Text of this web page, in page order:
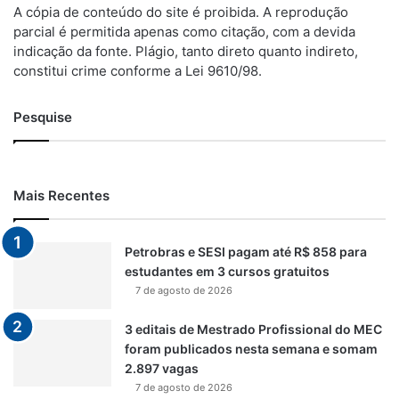
A cópia de conteúdo do site é proibida. A reprodução
parcial é permitida apenas como citação, com a devida
indicação da fonte. Plágio, tanto direto quanto indireto,
constitui crime conforme a Lei 9610/98.
Pesquise
Mais Recentes
Petrobras e SESI pagam até R$ 858 para
estudantes em 3 cursos gratuitos
7 de agosto de 2026
3 editais de Mestrado Profissional do MEC
foram publicados nesta semana e somam
2.897 vagas
7 de agosto de 2026